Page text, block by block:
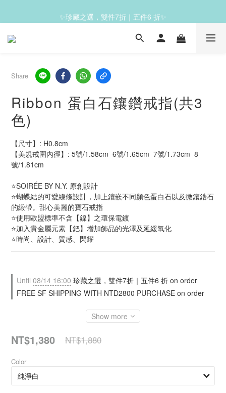
✨滿1200免運✨
✨珍藏之選，雙件7折｜五件6 折✨
Share
Ribbon 蛋白石鑲鑽戒指(共3
色)
【尺寸】: H0.8cm
【美規戒圍內徑】: 5號/1.58cm  6號/1.65cm  7號/1.73cm  8
號/1.81cm
⭐SOIRÉE BY N.Y. 原創設計
⭐蝴蝶結的可愛線條設計，加上鑲嵌不同顏色蛋白石以及微鑲鋯石
的緞帶。甜心美麗的寶石戒指
⭐使用歐盟標準不含【鎳】之環保電鍍
⭐加入貴金屬元素【鈀】增加飾品的光澤及延緩氧化
⭐時尚、設計、質感、閃耀
Until 08/14 16:00 珍藏之選，雙件7折｜五件6 折 on order
FREE SF SHIPPING WITH NTD2800 PURCHASE on order
Show more
NT$1,380 NT$1,880
Color